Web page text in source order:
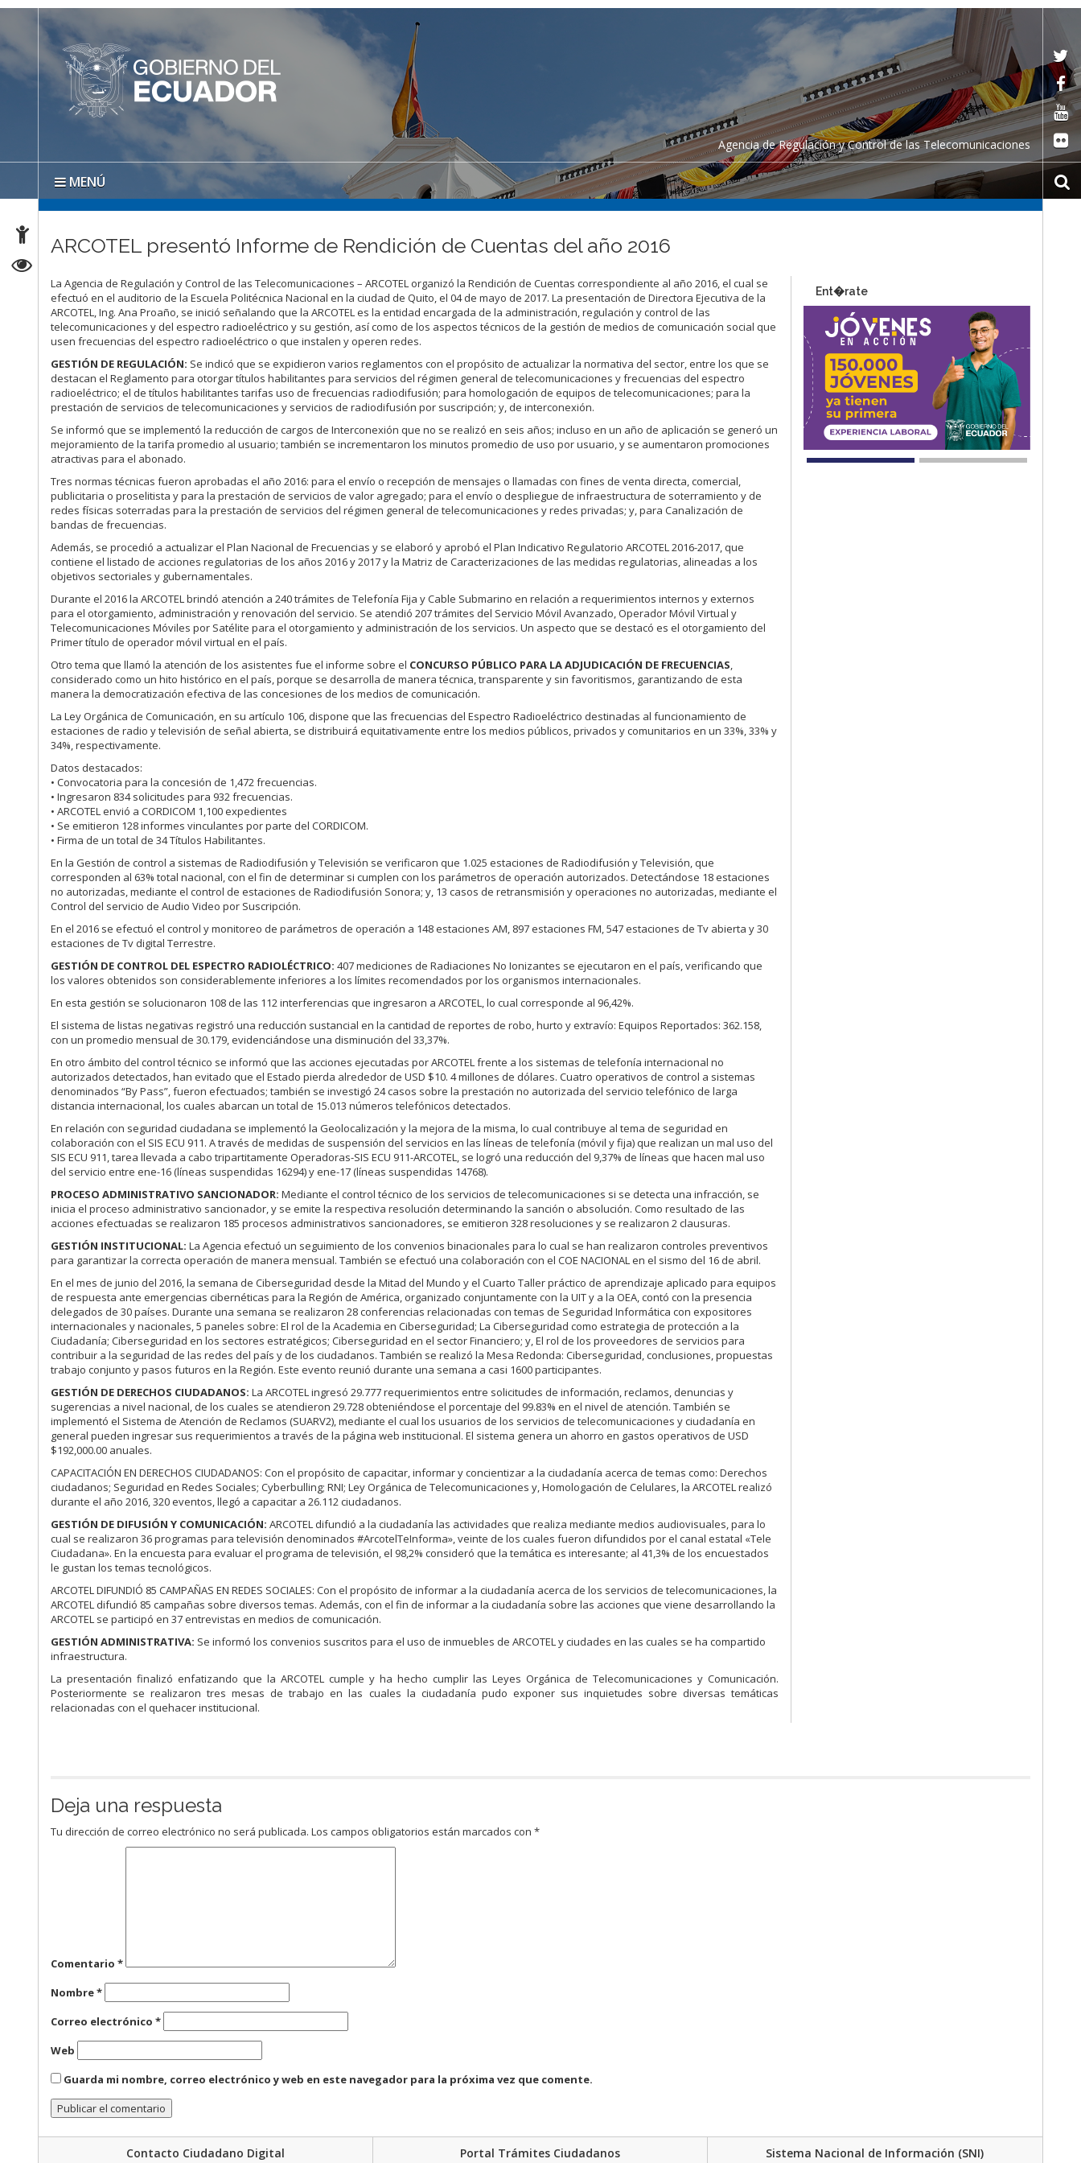
Agencia de Regulación y Control de las Telecomunicaciones
MENÚ
ARCOTEL presentó Informe de Rendición de Cuentas del año 2016
La Agencia de Regulación y Control de las Telecomunicaciones – ARCOTEL organizó la Rendición de Cuentas correspondiente al año 2016, el cual se
efectuó en el auditorio de la Escuela Politécnica Nacional en la ciudad de Quito, el 04 de mayo de 2017. La presentación de Directora Ejecutiva de la
ARCOTEL, Ing. Ana Proaño, se inició señalando que la ARCOTEL es la entidad encargada de la administración, regulación y control de las
telecomunicaciones y del espectro radioeléctrico y su gestión, así como de los aspectos técnicos de la gestión de medios de comunicación social que
usen frecuencias del espectro radioeléctrico o que instalen y operen redes.
GESTIÓN DE REGULACIÓN: Se indicó que se expidieron varios reglamentos con el propósito de actualizar la normativa del sector, entre los que se
destacan el Reglamento para otorgar títulos habilitantes para servicios del régimen general de telecomunicaciones y frecuencias del espectro
radioeléctrico; el de títulos habilitantes tarifas uso de frecuencias radiodifusión; para homologación de equipos de telecomunicaciones; para la
prestación de servicios de telecomunicaciones y servicios de radiodifusión por suscripción; y, de interconexión.
Se informó que se implementó la reducción de cargos de Interconexión que no se realizó en seis años; incluso en un año de aplicación se generó un
mejoramiento de la tarifa promedio al usuario; también se incrementaron los minutos promedio de uso por usuario, y se aumentaron promociones
atractivas para el abonado.
Tres normas técnicas fueron aprobadas el año 2016: para el envío o recepción de mensajes o llamadas con fines de venta directa, comercial,
publicitaria o proselitista y para la prestación de servicios de valor agregado; para el envío o despliegue de infraestructura de soterramiento y de
redes físicas soterradas para la prestación de servicios del régimen general de telecomunicaciones y redes privadas; y, para Canalización de
bandas de frecuencias.
Además, se procedió a actualizar el Plan Nacional de Frecuencias y se elaboró y aprobó el Plan Indicativo Regulatorio ARCOTEL 2016-2017, que
contiene el listado de acciones regulatorias de los años 2016 y 2017 y la Matriz de Caracterizaciones de las medidas regulatorias, alineadas a los
objetivos sectoriales y gubernamentales.
Durante el 2016 la ARCOTEL brindó atención a 240 trámites de Telefonía Fija y Cable Submarino en relación a requerimientos internos y externos
para el otorgamiento, administración y renovación del servicio. Se atendió 207 trámites del Servicio Móvil Avanzado, Operador Móvil Virtual y
Telecomunicaciones Móviles por Satélite para el otorgamiento y administración de los servicios. Un aspecto que se destacó es el otorgamiento del
Primer título de operador móvil virtual en el país.
Otro tema que llamó la atención de los asistentes fue el informe sobre el CONCURSO PÚBLICO PARA LA ADJUDICACIÓN DE FRECUENCIAS,
considerado como un hito histórico en el país, porque se desarrolla de manera técnica, transparente y sin favoritismos, garantizando de esta
manera la democratización efectiva de las concesiones de los medios de comunicación.
La Ley Orgánica de Comunicación, en su artículo 106, dispone que las frecuencias del Espectro Radioeléctrico destinadas al funcionamiento de
estaciones de radio y televisión de señal abierta, se distribuirá equitativamente entre los medios públicos, privados y comunitarios en un 33%, 33% y
34%, respectivamente.
Datos destacados:
• Convocatoria para la concesión de 1,472 frecuencias.
• Ingresaron 834 solicitudes para 932 frecuencias.
• ARCOTEL envió a CORDICOM 1,100 expedientes
• Se emitieron 128 informes vinculantes por parte del CORDICOM.
• Firma de un total de 34 Títulos Habilitantes.
En la Gestión de control a sistemas de Radiodifusión y Televisión se verificaron que 1.025 estaciones de Radiodifusión y Televisión, que
corresponden al 63% total nacional, con el fin de determinar si cumplen con los parámetros de operación autorizados. Detectándose 18 estaciones
no autorizadas, mediante el control de estaciones de Radiodifusión Sonora; y, 13 casos de retransmisión y operaciones no autorizadas, mediante el
Control del servicio de Audio Video por Suscripción.
En el 2016 se efectuó el control y monitoreo de parámetros de operación a 148 estaciones AM, 897 estaciones FM, 547 estaciones de Tv abierta y 30
estaciones de Tv digital Terrestre.
GESTIÓN DE CONTROL DEL ESPECTRO RADIOLÉCTRICO: 407 mediciones de Radiaciones No Ionizantes se ejecutaron en el país, verificando que
los valores obtenidos son considerablemente inferiores a los límites recomendados por los organismos internacionales.
En esta gestión se solucionaron 108 de las 112 interferencias que ingresaron a ARCOTEL, lo cual corresponde al 96,42%.
El sistema de listas negativas registró una reducción sustancial en la cantidad de reportes de robo, hurto y extravío: Equipos Reportados: 362.158,
con un promedio mensual de 30.179, evidenciándose una disminución del 33,37%.
En otro ámbito del control técnico se informó que las acciones ejecutadas por ARCOTEL frente a los sistemas de telefonía internacional no
autorizados detectados, han evitado que el Estado pierda alrededor de USD $10. 4 millones de dólares. Cuatro operativos de control a sistemas
denominados “By Pass”, fueron efectuados; también se investigó 24 casos sobre la prestación no autorizada del servicio telefónico de larga
distancia internacional, los cuales abarcan un total de 15.013 números telefónicos detectados.
En relación con seguridad ciudadana se implementó la Geolocalización y la mejora de la misma, lo cual contribuye al tema de seguridad en
colaboración con el SIS ECU 911. A través de medidas de suspensión del servicios en las líneas de telefonía (móvil y fija) que realizan un mal uso del
SIS ECU 911, tarea llevada a cabo tripartitamente Operadoras-SIS ECU 911-ARCOTEL, se logró una reducción del 9,37% de líneas que hacen mal uso
del servicio entre ene-16 (líneas suspendidas 16294) y ene-17 (líneas suspendidas 14768).
PROCESO ADMINISTRATIVO SANCIONADOR: Mediante el control técnico de los servicios de telecomunicaciones si se detecta una infracción, se
inicia el proceso administrativo sancionador, y se emite la respectiva resolución determinando la sanción o absolución. Como resultado de las
acciones efectuadas se realizaron 185 procesos administrativos sancionadores, se emitieron 328 resoluciones y se realizaron 2 clausuras.
GESTIÓN INSTITUCIONAL: La Agencia efectuó un seguimiento de los convenios binacionales para lo cual se han realizaron controles preventivos
para garantizar la correcta operación de manera mensual. También se efectuó una colaboración con el COE NACIONAL en el sismo del 16 de abril.
En el mes de junio del 2016, la semana de Ciberseguridad desde la Mitad del Mundo y el Cuarto Taller práctico de aprendizaje aplicado para equipos
de respuesta ante emergencias cibernéticas para la Región de América, organizado conjuntamente con la UIT y a la OEA, contó con la presencia
delegados de 30 países. Durante una semana se realizaron 28 conferencias relacionadas con temas de Seguridad Informática con expositores
internacionales y nacionales, 5 paneles sobre: El rol de la Academia en Ciberseguridad; La Ciberseguridad como estrategia de protección a la
Ciudadanía; Ciberseguridad en los sectores estratégicos; Ciberseguridad en el sector Financiero; y, El rol de los proveedores de servicios para
contribuir a la seguridad de las redes del país y de los ciudadanos. También se realizó la Mesa Redonda: Ciberseguridad, conclusiones, propuestas
trabajo conjunto y pasos futuros en la Región. Este evento reunió durante una semana a casi 1600 participantes.
GESTIÓN DE DERECHOS CIUDADANOS: La ARCOTEL ingresó 29.777 requerimientos entre solicitudes de información, reclamos, denuncias y
sugerencias a nivel nacional, de los cuales se atendieron 29.728 obteniéndose el porcentaje del 99.83% en el nivel de atención. También se
implementó el Sistema de Atención de Reclamos (SUARV2), mediante el cual los usuarios de los servicios de telecomunicaciones y ciudadanía en
general pueden ingresar sus requerimientos a través de la página web institucional. El sistema genera un ahorro en gastos operativos de USD
$192,000.00 anuales.
CAPACITACIÓN EN DERECHOS CIUDADANOS: Con el propósito de capacitar, informar y concientizar a la ciudadanía acerca de temas como: Derechos
ciudadanos; Seguridad en Redes Sociales; Cyberbulling; RNI; Ley Orgánica de Telecomunicaciones y, Homologación de Celulares, la ARCOTEL realizó
durante el año 2016, 320 eventos, llegó a capacitar a 26.112 ciudadanos.
GESTIÓN DE DIFUSIÓN Y COMUNICACIÓN: ARCOTEL difundió a la ciudadanía las actividades que realiza mediante medios audiovisuales, para lo
cual se realizaron 36 programas para televisión denominados #ArcotelTeInforma», veinte de los cuales fueron difundidos por el canal estatal «Tele
Ciudadana». En la encuesta para evaluar el programa de televisión, el 98,2% consideró que la temática es interesante; al 41,3% de los encuestados
le gustan los temas tecnológicos.
ARCOTEL DIFUNDIÓ 85 CAMPAÑAS EN REDES SOCIALES: Con el propósito de informar a la ciudadanía acerca de los servicios de telecomunicaciones, la
ARCOTEL difundió 85 campañas sobre diversos temas. Además, con el fin de informar a la ciudadanía sobre las acciones que viene desarrollando la
ARCOTEL se participó en 37 entrevistas en medios de comunicación.
GESTIÓN ADMINISTRATIVA: Se informó los convenios suscritos para el uso de inmuebles de ARCOTEL y ciudades en las cuales se ha compartido
infraestructura.
La presentación finalizó enfatizando que la ARCOTEL cumple y ha hecho cumplir las Leyes Orgánica de Telecomunicaciones y Comunicación.
Posteriormente se realizaron tres mesas de trabajo en las cuales la ciudadanía pudo exponer sus inquietudes sobre diversas temáticas
relacionadas con el quehacer institucional.
Ent�rate
Deja una respuesta
Tu dirección de correo electrónico no será publicada. Los campos obligatorios están marcados con*
Comentario*
Nombre*
Correo electrónico*
Web
Guarda mi nombre, correo electrónico y web en este navegador para la próxima vez que comente.
Contacto Ciudadano Digital Portal Trámites Ciudadanos Sistema Nacional de Información (SNI)